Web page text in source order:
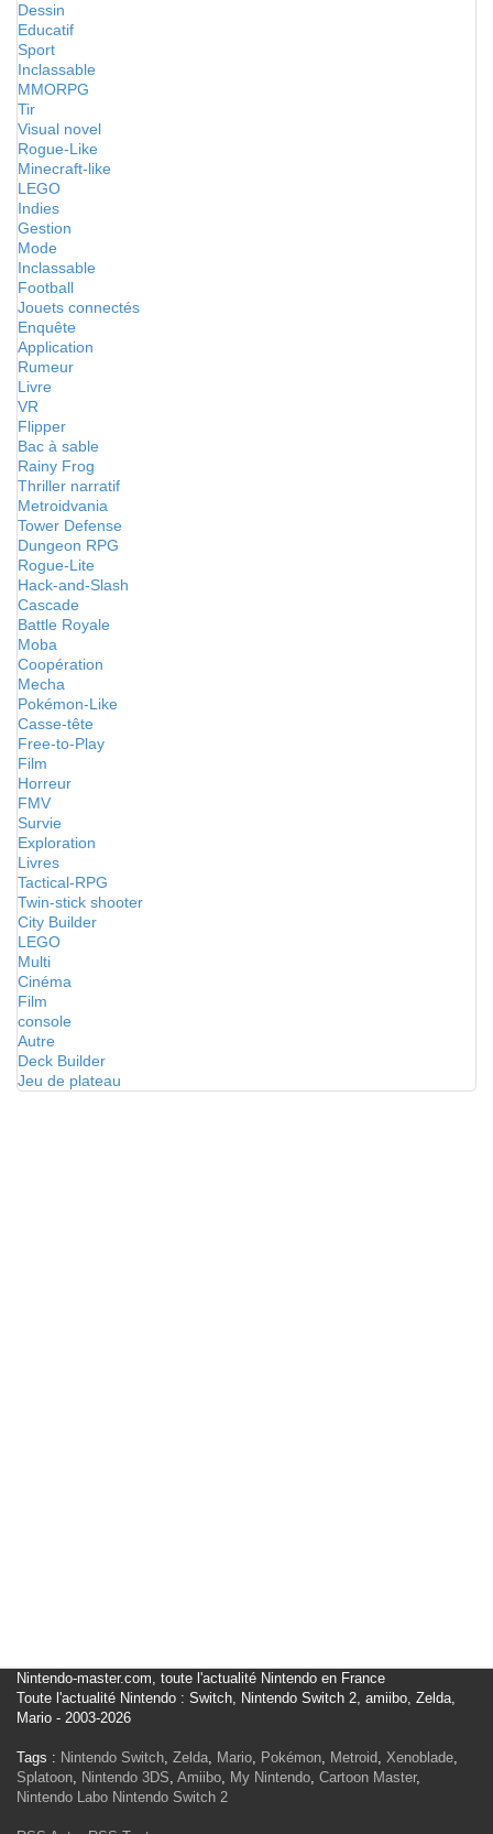
Dessin
Educatif
Sport
Inclassable
MMORPG
Tir
Visual novel
Rogue-Like
Minecraft-like
LEGO
Indies
Gestion
Mode
Inclassable
Football
Jouets connectés
Enquête
Application
Rumeur
Livre
VR
Flipper
Bac à sable
Rainy Frog
Thriller narratif
Metroidvania
Tower Defense
Dungeon RPG
Rogue-Lite
Hack-and-Slash
Cascade
Battle Royale
Moba
Coopération
Mecha
Pokémon-Like
Casse-tête
Free-to-Play
Film
Horreur
FMV
Survie
Exploration
Livres
Tactical-RPG
Twin-stick shooter
City Builder
LEGO
Multi
Cinéma
Film
console
Autre
Deck Builder
Jeu de plateau
Nintendo-master.com, toute l'actualité Nintendo en France
Toute l'actualité Nintendo : Switch, Nintendo Switch 2, amiibo, Zelda,
Mario - 2003-2026
Tags : Nintendo Switch, Zelda, Mario, Pokémon, Metroid, Xenoblade,
Splatoon, Nintendo 3DS, Amiibo, My Nintendo, Cartoon Master,
Nintendo Labo Nintendo Switch 2